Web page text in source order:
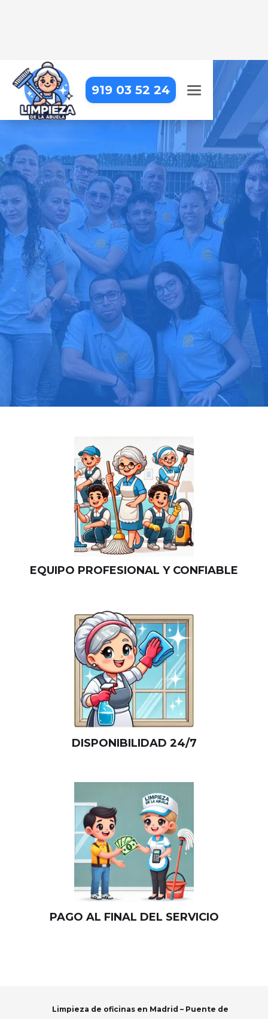
919 03 52 24
LIMPIEZA DE OFICINAS EN
MADRID – PUENTE DE
VALLECAS – PALOMERAS
SURESTE
Trabajar en una oficina impecable
hace la diferencia. Nosotros lo
hacemos posible
Pide tu presupuesto gratis
Llama hoy: 919 03 52 24
Más de 1000 clientes confían en nosotros
⭐⭐⭐⭐⭐
EQUIPO PROFESIONAL Y CONFIABLE
DISPONIBILIDAD 24/7
PAGO AL FINAL DEL SERVICIO
Limpieza de oficinas en Madrid – Puente de